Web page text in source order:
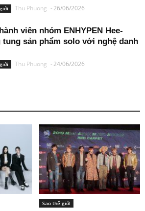
Thu Phuong -26/06/2026
viên nhóm ENHYPEN Hee-
tung sản phẩm solo với nghệ danh
Thu Phuong -24/06/2026
Sao thế giới